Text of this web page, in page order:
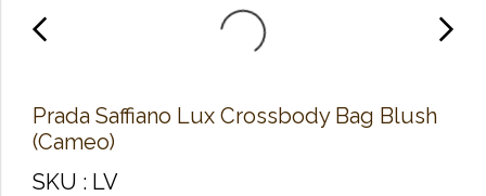
Prada Saffiano Lux Crossbody Bag Blush
(Cameo)
SKU : LV